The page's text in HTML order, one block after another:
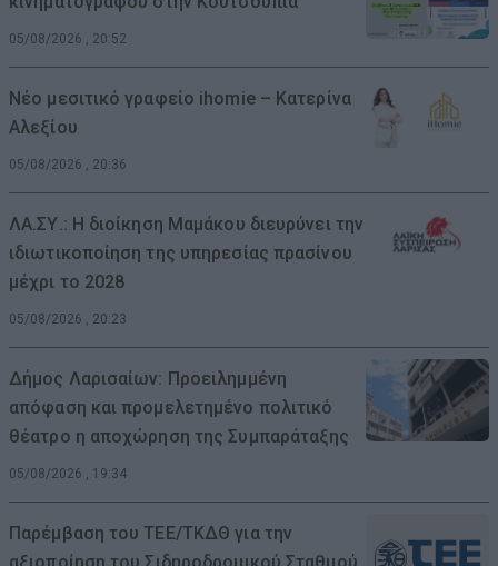
05/08/2026 , 20:52
Νέο μεσιτικό γραφείο ihomie – Κατερίνα
Αλεξίου
05/08/2026 , 20:36
ΛΑ.ΣΥ.: Η διοίκηση Μαμάκου διευρύνει την
ιδιωτικοποίηση της υπηρεσίας πρασίνου
μέχρι το 2028
05/08/2026 , 20:23
Δήμος Λαρισαίων: Προειλημμένη
απόφαση και προμελετημένο πολιτικό
θέατρο η αποχώρηση της Συμπαράταξης
05/08/2026 , 19:34
Παρέμβαση του ΤΕΕ/ΤΚΔΘ για την